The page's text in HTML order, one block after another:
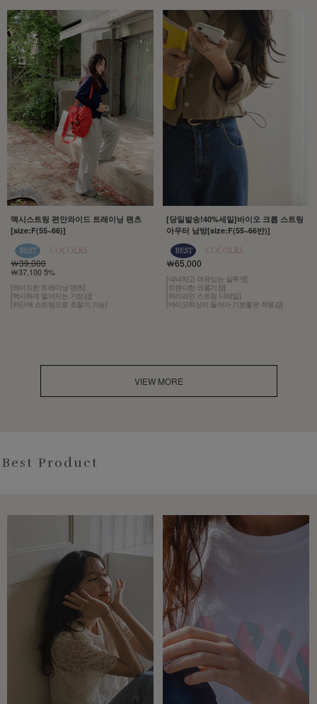
맥시스트링 편안와이드 트레이닝 팬츠
[size:F(55~66)]
￦39,000
￦37,100 5%
[와이드한 트레이닝 팬츠]
[맥시하게 떨어지는 기장감]
[하단에 스트링으로 조절이 가능]
[당일발송!40%세일]바이오 크롭 스트링
아우터 남방[size:F(55~66반)]
￦65,000
[넉넉하고 여유있는 실루엣]
[트렌디한 크롭기장]
[허리라인 스트링 디테일]
[바이오워싱이 들어가 기분좋은 착용감]
VIEW MORE
Best Product